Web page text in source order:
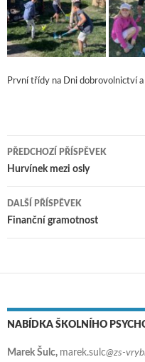
První třídy na Dni dobrovolnictví a
Navigace pro
PŘEDCHOZÍ PŘÍSPĚVEK
Hurvínek mezi osly
DALŠÍ PŘÍSPĚVEK
Finanční gramotnost
NABÍDKA ŠKOLNÍHO
Marek Šulc, marek.sulc@zs-